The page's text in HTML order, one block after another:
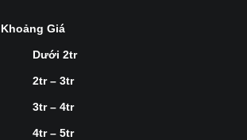
Khoảng Giá
Dưới 2tr
2tr – 3tr
3tr – 4tr
4tr – 5tr